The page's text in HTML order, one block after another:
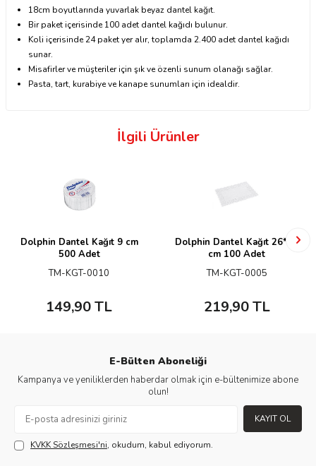
18cm boyutlarında yuvarlak beyaz dantel kağıt.
Bir paket içerisinde 100 adet dantel kağıdı bulunur.
Koli içerisinde 24 paket yer alır, toplamda 2.400 adet dantel kağıdı
sunar.
Misafirler ve müşteriler için şık ve özenli sunum olanağı sağlar.
Pasta, tart, kurabiye ve kanape sunumları için idealdir.
İlgili Ürünler
Dolphin Dantel Kağıt 9 cm
500 Adet
TM-KGT-0010
149,90TL
Dolphin Dantel Kağıt 26*37
cm 100 Adet
TM-KGT-0005
219,90TL
E-Bülten Aboneliği
Kampanya ve yeniliklerden haberdar olmak için e-bültenimize abone
olun!
KAYIT OL
KVKK Sözleşmesi'ni, okudum, kabul ediyorum.